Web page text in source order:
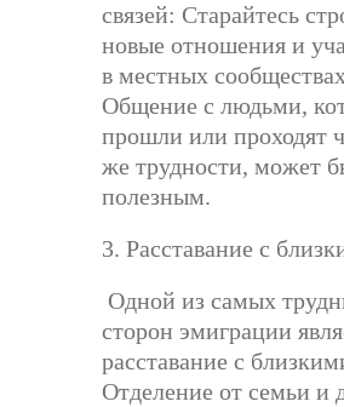
связей: Старайтесь
новые отношения и
в местных
Общение с людьми,
прошли или проходят
же трудности, может
полезным.
3. Расставание с
Одной из самых
сторон эмиграции
расставание с
Отделение от семьи и